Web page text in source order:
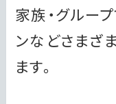
家族・グルー
ンなどさまざ
ます。